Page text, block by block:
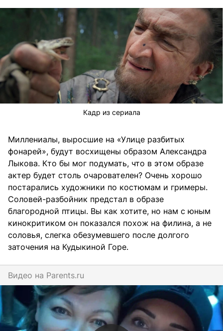
Кадр из сериала
Миллениалы, выросшие на «Улице разбитых
фонарей», будут восхищены образом Александра
Лыкова. Кто бы мог подумать, что в этом образе
актер будет столь очарователен? Очень хорошо
постарались художники по костюмам и гримеры.
Соловей-разбойник предстал в образе
благородной птицы. Вы как хотите, но нам с юным
кинокритиком он показался похож на филина, а не
соловья, слегка обезумевшего после долгого
заточения на Кудыкиной Горе.
Видео на parents.ru